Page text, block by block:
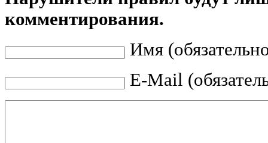
комментирования.
Имя
E-Mail